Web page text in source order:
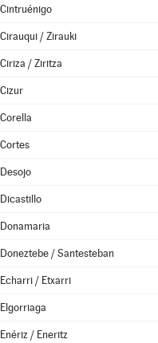
Cintruénigo
Cirauqui / Zirauki
Ciriza / Ziritza
Cizur
Corella
Cortes
Desojo
Dicastillo
Donamaria
Doneztebe / Santesteban
Echarri / Etxarri
Elgorriaga
Enériz / Eneritz